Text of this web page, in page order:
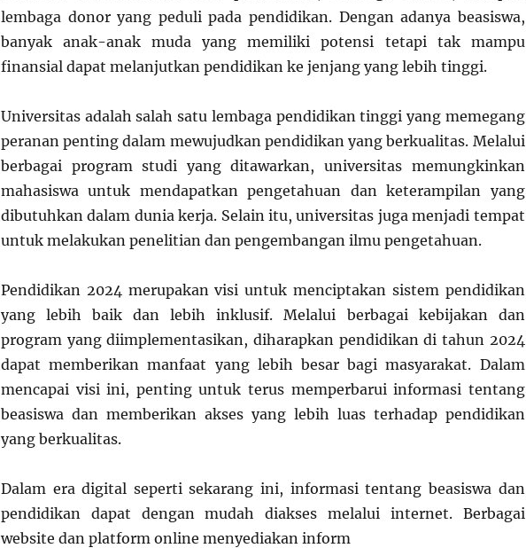
lembaga donor yang peduli pada pendidikan. Dengan adanya beasiswa,
banyak anak-anak muda yang memiliki potensi tetapi tak mampu
finansial dapat melanjutkan pendidikan ke jenjang yang lebih tinggi.
Universitas adalah salah satu lembaga pendidikan tinggi yang memegang
peranan penting dalam mewujudkan pendidikan yang berkualitas. Melalui
berbagai program studi yang ditawarkan, universitas memungkinkan
mahasiswa untuk mendapatkan pengetahuan dan keterampilan yang
dibutuhkan dalam dunia kerja. Selain itu, universitas juga menjadi tempat
untuk melakukan penelitian dan pengembangan ilmu pengetahuan.
Pendidikan 2024 merupakan visi untuk menciptakan sistem pendidikan
yang lebih baik dan lebih inklusif. Melalui berbagai kebijakan dan
program yang diimplementasikan, diharapkan pendidikan di tahun 2024
dapat memberikan manfaat yang lebih besar bagi masyarakat. Dalam
mencapai visi ini, penting untuk terus memperbarui informasi tentang
beasiswa dan memberikan akses yang lebih luas terhadap pendidikan
yang berkualitas.
Dalam era digital seperti sekarang ini, informasi tentang beasiswa dan
pendidikan dapat dengan mudah diakses melalui internet. Berbagai
website dan platform online menyediakan inform